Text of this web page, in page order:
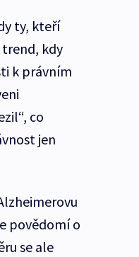
ty, kteří
trend, kdy
k právním
co
jen
povědomí o
se ale